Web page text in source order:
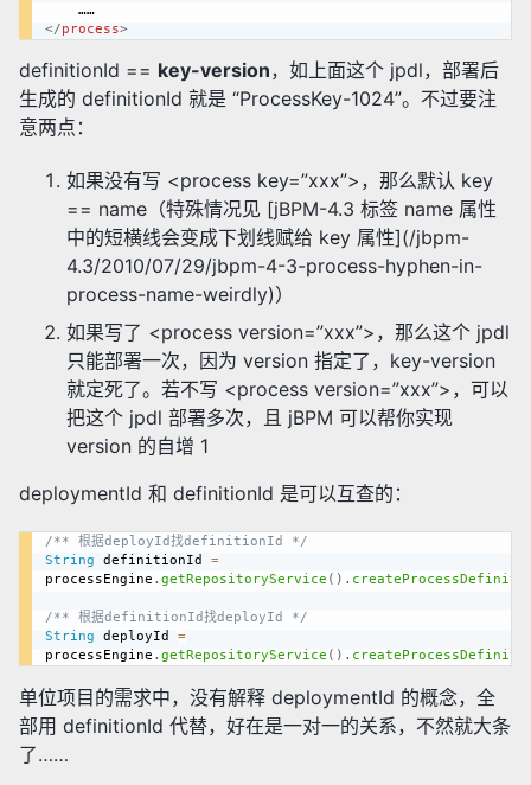
</process>
definitionId == key-version，如上面这个 jpdl，部署后
生成的 definitionId 就是 “ProcessKey-1024”。不过要注
意两点：
如果没有写 <process key=”xxx”>，那么默认 key
== name（特殊情况见 [jBPM-4.3 标签 name 属性
中的短横线会变成下划线赋给 key 属性](/jbpm-
4.3/2010/07/29/jbpm-4-3-process-hyphen-in-
process-name-weirdly)）
如果写了 <process version=”xxx”>，那么这个 jpdl
只能部署一次，因为 version 指定了，key-version
就定死了。若不写 <process version=”xxx”>，可以
把这个 jpdl 部署多次，且 jBPM 可以帮你实现
version 的自增 1
deploymentId 和 definitionId 是可以互查的：
/** 根据deployId找definitionId */
String definitionId =
processEngine . getRepositoryService ( ) .
/** 根据definitionId找deployId */
String deployId =
processEngine . getRepositoryService ( ) .
单位项目的需求中，没有解释 deploymentId 的概念，全
部用 definitionId 代替，好在是一对一的关系，不然就大条
了……